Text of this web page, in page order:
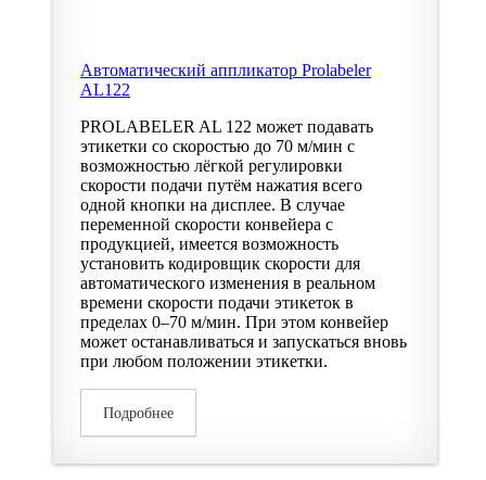
Автоматический аппликатор Prolabeler
AL122
PROLABELER AL 122 может подавать
этикетки со скоростью до 70 м/мин с
возможностью лёгкой регулировки
скорости подачи путём нажатия всего
одной кнопки на дисплее. В случае
переменной скорости конвейера с
продукцией, имеется возможность
установить кодировщик скорости для
автоматического изменения в реальном
времени скорости подачи этикеток в
пределах 0–70 м/мин. При этом конвейер
может останавливаться и запускаться вновь
при любом положении этикетки.
Подробнее